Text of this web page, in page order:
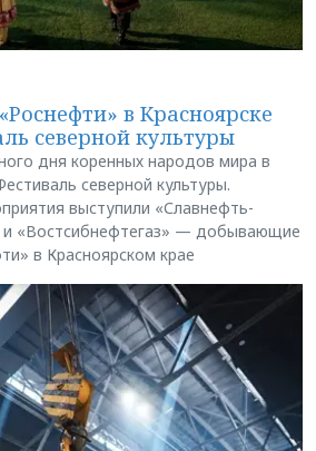
в Красноярске
северной культуры
дня коренных народов мира в
северной культуры.
выступили «Славнефть-
и «Востсибнефтегаз» — добывающие
в Красноярском крае